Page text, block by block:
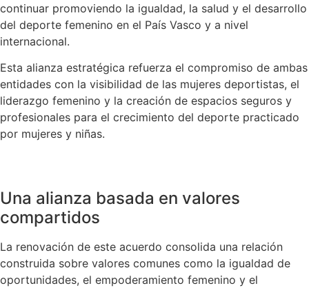
continuar promoviendo la igualdad, la salud y el desarrollo
del deporte femenino en el País Vasco y a nivel
internacional.
Esta alianza estratégica refuerza el compromiso de ambas
entidades con la visibilidad de las mujeres deportistas, el
liderazgo femenino y la creación de espacios seguros y
profesionales para el crecimiento del deporte practicado
por mujeres y niñas.
Una alianza basada en valores
compartidos
La renovación de este acuerdo consolida una relación
construida sobre valores comunes como la igualdad de
oportunidades, el empoderamiento femenino y el